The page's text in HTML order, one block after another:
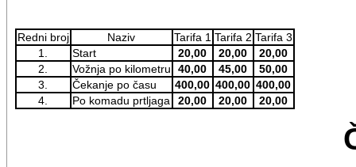
Redni broj Naziv Tarifa 1 Tarifa 2 Tarifa 3
1.
Start 20,00 20,00
20,00
2.
Vožnja po kilometru 40,00 45,00
50,00
3.
Čekanje po času 400,00 400,00 400,00
4.
Po komadu prtljaga 20,00 20,00 20,00